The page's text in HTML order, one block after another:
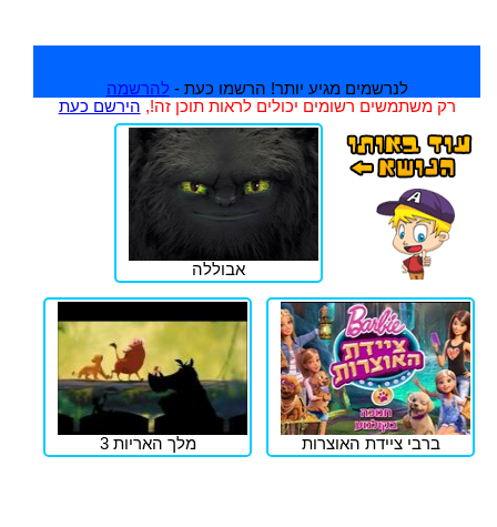
לנרשמים מגיע יותר! הרשמו כעת - להרשמה
רק משתמשים רשומים יכולים לראות תוכן זה!, הירשם כעת
אבוללה
ברבי ציידת האוצרות מלך האריות 3